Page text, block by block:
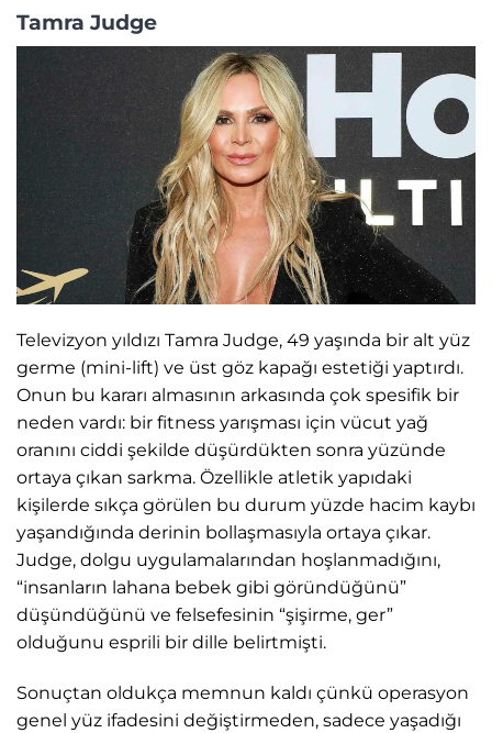
Tamra Judge
Televizyon yıldızı Tamra Judge, 49 yaşında bir alt yüz
germe (mini-lift) ve üst göz kapağı estetiği yaptırdı.
Onun bu kararı almasının arkasında çok spesifik bir
neden vardı: bir fitness yarışması için vücut yağ
oranını ciddi şekilde düşürdükten sonra yüzünde
ortaya çıkan sarkma. Özellikle atletik yapıdaki
kişilerde sıkça görülen bu durum yüzde hacim kaybı
yaşandığında derinin bollaşmasıyla ortaya çıkar.
Judge, dolgu uygulamalarından hoşlanmadığını,
“insanların lahana bebek gibi göründüğünü”
düşündüğünü ve felsefesinin “şişirme, ger”
olduğunu esprili bir dille belirtmişti.
Sonuçtan oldukça memnun kaldı çünkü operasyon
genel yüz ifadesini değiştirmeden, sadece yaşadığı